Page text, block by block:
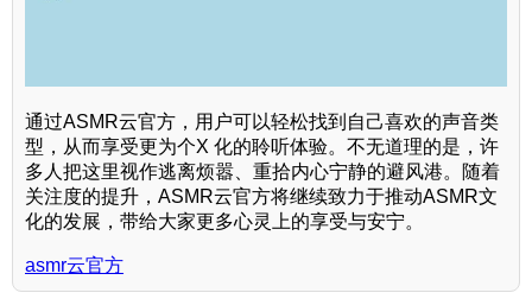
通过ASMR云官方，用户可以轻松找到自己喜欢的声音类
型，从而享受更为个X 化的聆听体验。不无道理的是，许
多人把这里视作逃离烦嚣、重拾内心宁静的避风港。随着
关注度的提升，ASMR云官方将继续致力于推动ASMR文
化的发展，带给大家更多心灵上的享受与安宁。
asmr云官方